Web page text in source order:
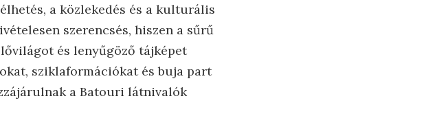
a közlekedés és a kulturális
szerencsés, hiszen a sűrű
és lenyűgöző tájképet
sziklaformációkat és buja part
a Batouri látnivalók